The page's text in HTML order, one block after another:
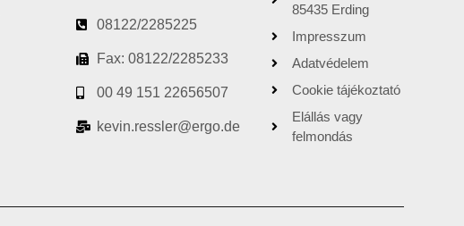
08122/2285225
Fax: 08122/2285233
00 49 151 22656507
kevin.ressler@ergo.de
85435 Erding
Impresszum
Adatvédelem
Cookie tájékoztató
Elállás vagy
felmondás